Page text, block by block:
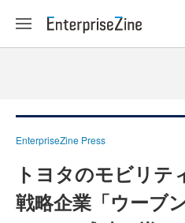
EnterpriseZine Press
トヨタのモビリテ
戦略企業「ウーブ